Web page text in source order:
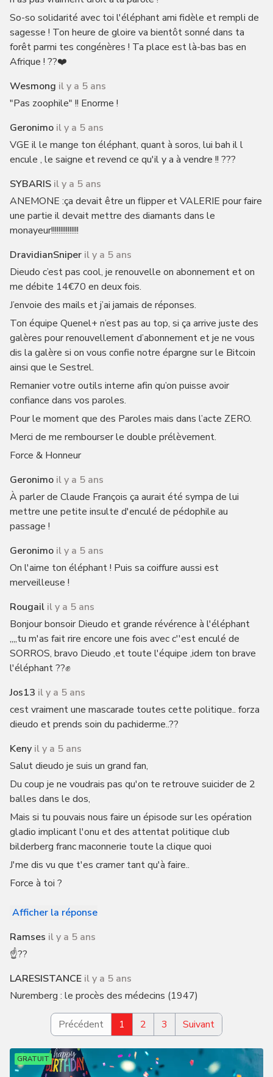
So-so solidarité avec toi l'éléphant ami fidèle et rempli de
sagesse ! Ton heure de gloire va bientôt sonné dans ta
forêt parmi tes congénères ! Ta place est là-bas bas en
Afrique ! ??❤️
Wesmong il y a 5 ans
"Pas zoophile" !! Enorme !
Geronimo il y a 5 ans
VGE il le mange ton éléphant, quant à soros, lui bah il l
encule , le saigne et revend ce qu'il y a à vendre !! ???
SYBARIS il y a 5 ans
ANEMONE :ça devait être un flipper et VALERIE pour faire
une partie il devait mettre des diamants dans le
monayeur!!!!!!!!!!!!!!!
DravidianSniper il y a 5 ans
Dieudo c’est pas cool, je renouvelle on abonnement et on
me débite 14€70 en deux fois.
J’envoie des mails et j’ai jamais de réponses.
Ton équipe Quenel+ n’est pas au top, si ça arrive juste des
galères pour renouvellement d’abonnement et je ne vous
dis la galère si on vous confie notre épargne sur le Bitcoin
ainsi que le Sestrel.
Remanier votre outils interne afin qu’on puisse avoir
confiance dans vos paroles.
Pour le moment que des Paroles mais dans l’acte ZERO.
Merci de me rembourser le double prélèvement.
Force & Honneur
Geronimo il y a 5 ans
À parler de Claude François ça aurait été sympa de lui
mettre une petite insulte d'enculé de pédophile au
passage !
Geronimo il y a 5 ans
On l'aime ton éléphant ! Puis sa coiffure aussi est
merveilleuse !
Rougail il y a 5 ans
Bonjour bonsoir Dieudo et grande révérence à l'éléphant
,,,,tu m'as fait rire encore une fois avec c''est enculé de
SORROS, bravo Dieudo ,et toute l'équipe ,idem ton brave
l'éléphant ??✊
Jos13 il y a 5 ans
cest vraiment une mascarade toutes cette politique.. forza
dieudo et prends soin du pachiderme..??
Keny il y a 5 ans
Salut dieudo je suis un grand fan,
Du coup je ne voudrais pas qu'on te retrouve suicider de 2
balles dans le dos,
Mais si tu pouvais nous faire un épisode sur les opération
gladio implicant l'onu et des attentat politique club
bilderberg franc maconnerie toute la clique quoi
J'me dis vu que t'es cramer tant qu'à faire..
Force à toi ?
Afficher la réponse
Ramses il y a 5 ans
☝️??
LARESISTANCE il y a 5 ans
Nuremberg : le procès des médecins (1947)
Précédent 1 2 3 Suivant
GRATUIT